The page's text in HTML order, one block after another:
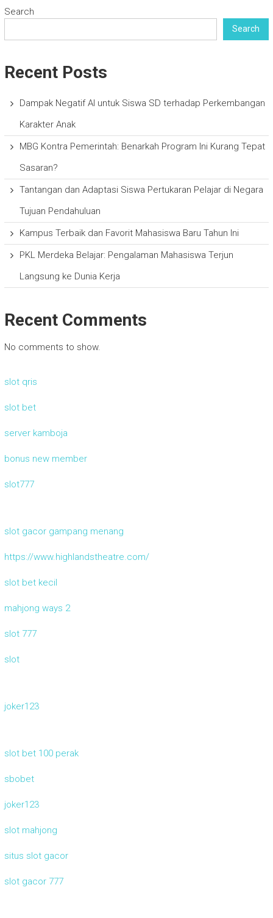
Search
Search
Recent Posts
Dampak Negatif AI untuk Siswa SD terhadap Perkembangan
Karakter Anak
MBG Kontra Pemerintah: Benarkah Program Ini Kurang Tepat
Sasaran?
Tantangan dan Adaptasi Siswa Pertukaran Pelajar di Negara
Tujuan Pendahuluan
Kampus Terbaik dan Favorit Mahasiswa Baru Tahun Ini
PKL Merdeka Belajar: Pengalaman Mahasiswa Terjun
Langsung ke Dunia Kerja
Recent Comments
No comments to show.
slot qris
slot bet
server kamboja
bonus new member
slot777
slot gacor gampang menang
https://www.highlandstheatre.com/
slot bet kecil
mahjong ways 2
slot 777
slot
joker123
slot bet 100 perak
sbobet
joker123
slot mahjong
situs slot gacor
slot gacor 777